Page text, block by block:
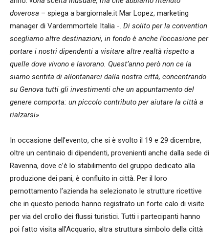
doverosa – spiega a bargiornale.it Mar Lopez, marketing
manager di Vardemmortele Italia -. Di solito per la convention
scegliamo altre destinazioni, in fondo è anche l’occasione per
portare i nostri dipendenti a visitare altre realtà rispetto a
quelle dove vivono e lavorano. Quest’anno però non ce la
siamo sentita di allontanarci dalla nostra città, concentrando
su Genova tutti gli investimenti che un appuntamento del
genere comporta: un piccolo contributo per aiutare la città a
rialzarsi».
In occasione dell’evento, che si è svolto il 19 e 29 dicembre,
oltre un centinaio di dipendenti, provenienti anche dalla sede di
Ravenna, dove c’è lo stabilimento del gruppo dedicato alla
produzione dei pani, è confluito in città. Per il loro
pernottamento l’azienda ha selezionato le strutture ricettive
che in questo periodo hanno registrato un forte calo di visite
per via del crollo dei flussi turistici. Tutti i partecipanti hanno
poi fatto visita all’Acquario, altra struttura simbolo della città